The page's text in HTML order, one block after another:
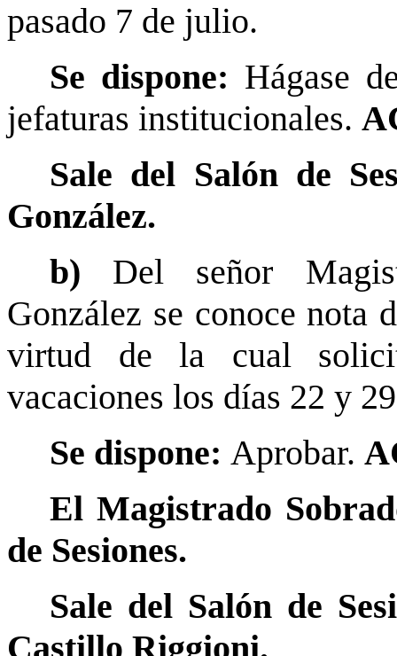
pasado 7 de julio.
Se dispone: Hágase
jefaturas institucionales.
Sale del Salón de
González.
b) Del señor
González se conoce nota
virtud de la cual
vacaciones los días 22 y
Se dispone: Aprobar.
El Magistrado
de Sesiones.
Sale del Salón de
Castillo Riggioni.